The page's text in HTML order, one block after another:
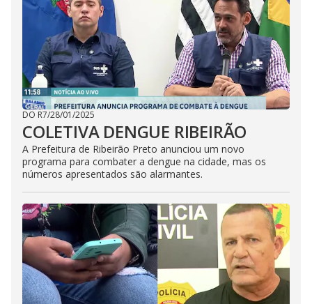
DO R7/28/01/2025
COLETIVA DENGUE RIBEIRÃO
A Prefeitura de Ribeirão Preto anunciou um novo
programa para combater a dengue na cidade, mas os
números apresentados são alarmantes.